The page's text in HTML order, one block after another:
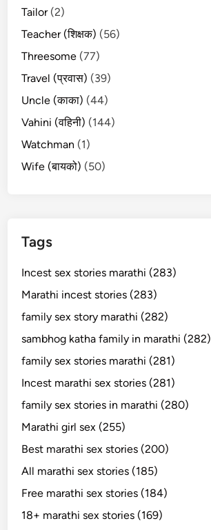
Tailor(2)
Teacher (शिक्षक) (56)
Threesome (77)
Travel (प्रवास) (39)
Uncle (काका) (44)
Vahini (वहिनी) (144)
Watchman (1)
Wife (बायको) (50)
Tags
Incest sex stories marathi (283)
Marathi incest stories (283)
family sex story marathi (282)
sambhog katha family in marathi (282)
family sex stories marathi (281)
Incest marathi sex stories (281)
family sex stories in marathi (280)
Marathi girl sex (255)
Best marathi sex stories (200)
All marathi sex stories (185)
Free marathi sex stories (184)
18+ marathi sex stories (169)